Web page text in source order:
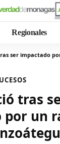
Regionales
ser impactado
tras
por un